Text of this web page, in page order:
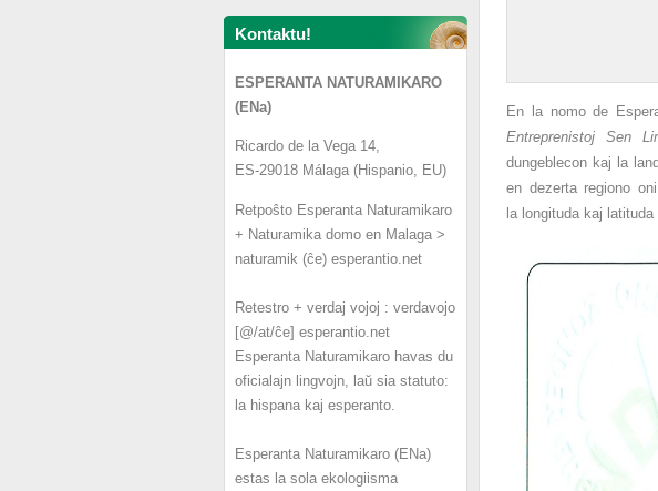
Kontaktu!
ESPERANTA NATURAMIKARO
(ENa)
Ricardo de la Vega 14,
ES-29018 Málaga (Hispanio, EU)
Retpoŝto Esperanta Naturamikaro
+ Naturamika domo en Malaga >
naturamik (ĉe) esperantio.net
Retestro + verdaj vojoj : verdavojo
[@/at/ĉe] esperantio.net
Esperanta Naturamikaro havas du
oficialajn lingvojn, laŭ sia statuto:
la hispana kaj esperanto.
Esperanta Naturamikaro (ENa)
estas la sola ekologiisma
En la nomo de
Entreprenistoj Sen
dungeblecon kaj la
en dezerta regiono
la longituda kaj